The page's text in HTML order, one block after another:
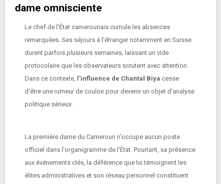
dame omnisciente
Le chef de l'État camerounais cumule les absences
remarquées. Ses séjours à l'étranger notamment en Suisse
durent parfois plusieurs semaines, laissant un vide
protocolaire que les observateurs scrutent avec attention.
Dans ce contexte, l'influence de Chantal Biya cesse
d'être une rumeur de couloir pour devenir un objet d'analyse
politique sérieux.
La première dame du Cameroun n'occupe aucun poste
officiel dans l'organigramme de l'État. Pourtant, sa présence
aux événements clés, la déférence que lui témoignent les
élites administratives et son réseau personnel constituent